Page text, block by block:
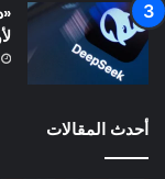
أحدث المقالات